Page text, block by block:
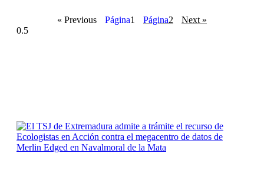
« Previous Página1 Página2 Next »